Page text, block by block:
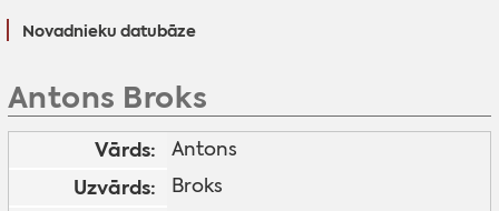
Novadnieku datubāze
Antons Broks
Vārds: Antons
Uzvārds:
Broks